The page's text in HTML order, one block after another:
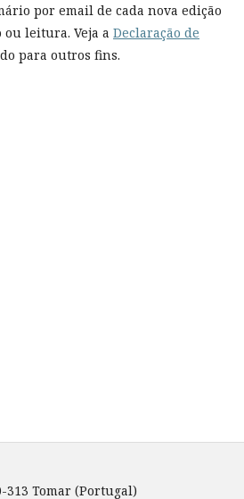
por email de cada nova edição
ou leitura. Veja a Declaração de
para outros fins.
Tomar (Portugal)